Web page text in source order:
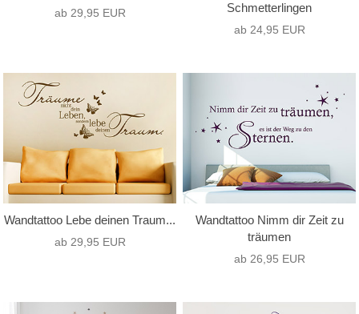
ab 29,95 EUR
Schmetterlingen
ab 24,95 EUR
Wandtattoo Lebe deinen Traum...
ab 29,95 EUR
Wandtattoo Nimm dir Zeit zu
träumen
ab 26,95 EUR